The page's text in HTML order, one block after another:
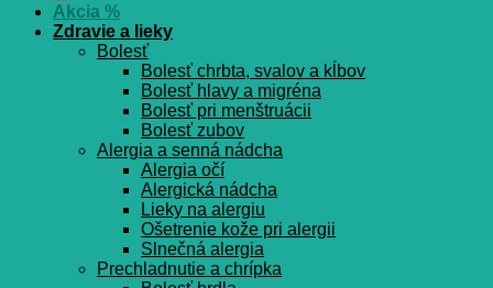
Akcia %
Zdravie a lieky
Bolesť
Bolesť chrbta, svalov a kĺbov
Bolesť hlavy a migréna
Bolesť pri menštruácii
Bolesť zubov
Alergia a senná nádcha
Alergia očí
Alergická nádcha
Lieky na alergiu
Ošetrenie kože pri alergii
Slnečná alergia
Prechladnutie a chrípka